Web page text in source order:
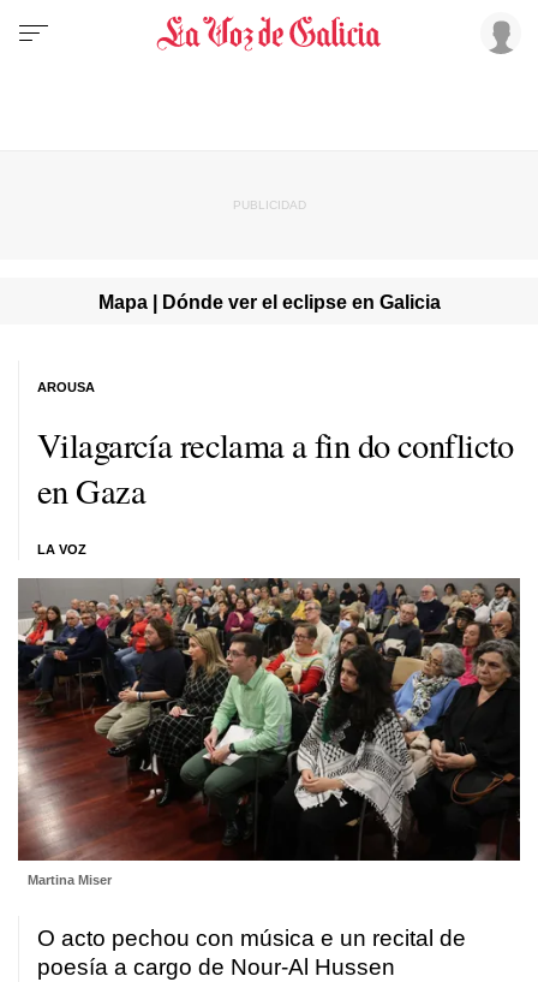
Mapa | Dónde ver el eclipse en Galicia
Vilagarcía reclama a fin do conflicto
en Gaza
LA VOZ
AROUSA
Martina Miser
O acto pechou con música e un recital de
poesía a cargo de Nour-Al Hussen